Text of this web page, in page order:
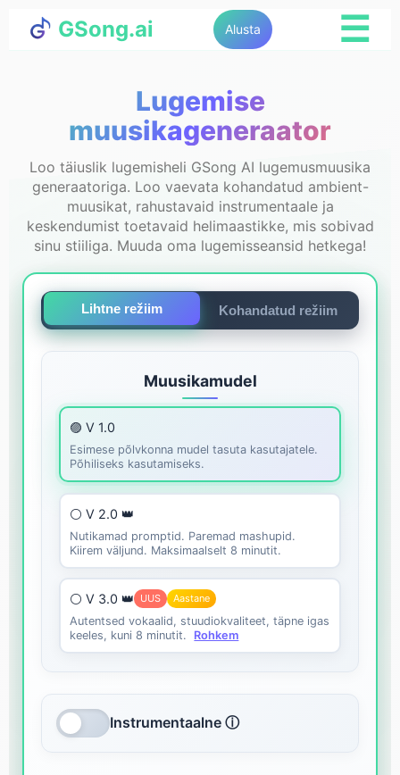
GSong.ai Alusta ☰
Lugemise
muusikageneraator
Loo täiuslik lugemisheli GSong AI lugemusmuusika
generaatoriga. Loo vaevata kohandatud ambient-
muusikat, rahustavaid instrumentaale ja
keskendumist toetavaid helimaastikke, mis sobivad
sinu stiiliga. Muuda oma lugemisseansid hetkega!
Lihtne režiim Kohandatud režiim
Muusikamudel
🟣 V 1.0
Esimese põlvkonna mudel tasuta kasutajatele.
Põhiliseks kasutamiseks.
⚪ V 2.0 👑
Nutikamad promptid. Paremad mashupid.
Kiirem väljund. Maksimaalselt 8 minutit.
⚪ V 3.0 👑 UUS Aastane
Autentsed vokaalid, stuudiokvaliteet, täpne igas
keeles, kuni 8 minutit.
Rohkem
Instrumentaalne ⓘ